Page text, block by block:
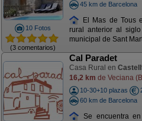
10 Fotos
(3 comentarios)
45 km de Barcelona
El Mas de Tous
rural anterior al
municipal de Sant
Cal Paradet
Casa Rural en
16,2 km de Veciana
10-30+10 plazas
60 km de Barcelona
Se encuentra